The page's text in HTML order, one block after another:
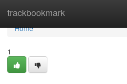
trackbookmark
Home
Home
1